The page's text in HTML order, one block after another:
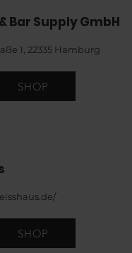
Bar Supply GmbH
1, 22335 Hamburg
SHOP
SHOP